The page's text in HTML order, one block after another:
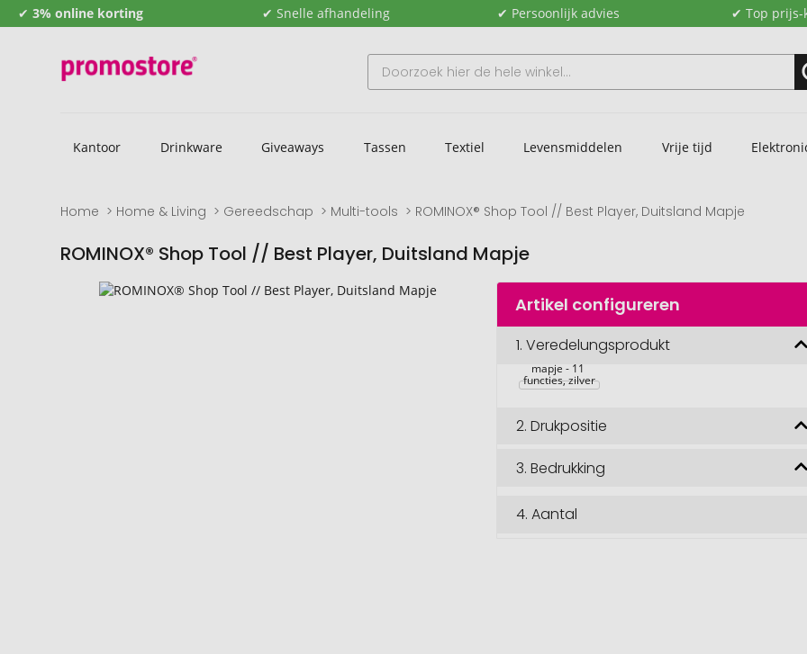
✔ 3% online korting ✔ Snelle afhandeling ✔ Persoonlijk advies ✔ Top
Kantoor Drinkware Giveaways Tassen Textiel Levensmiddelen Vrije tijd
Home Home & Living Gereedschap Multi-tools ROMINOX® Shop Tool // Best Player, Duitsland Mapje
ROMINOX® Shop Tool // Best Player, Duitsland Mapje
Artikel configureren
1.Veredelungsprodukt
Best Player,
mapje - 11
functies, zilver
2.Drukpositie
3.Bedrukking
4.Aantal